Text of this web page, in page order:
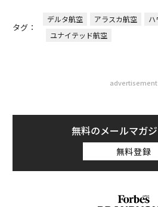
タグ：
デルタ航空 アラスカ航空
ハ
ユナイテッド航空
advertisement
無料のメールマガ
無料登録